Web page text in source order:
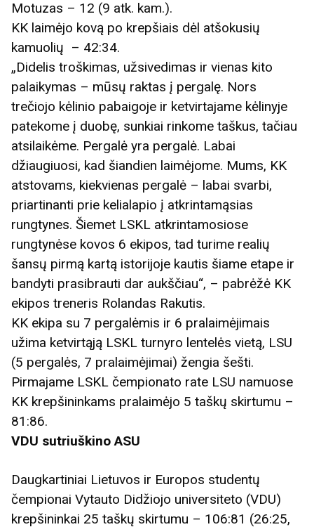
Motuzas – 12 (9 atk. kam.).
KK laimėjo kovą po krepšiais dėl atšokusių
kamuolių – 42:34.
„Didelis troškimas, užsivedimas ir vienas kito
palaikymas – mūsų raktas į pergalę. Nors
trečiojo kėlinio pabaigoje ir ketvirtajame kėlinyje
patekome į duobę, sunkiai rinkome taškus, tačiau
atsilaikėme. Pergalė yra pergalė. Labai
džiaugiuosi, kad šiandien laimėjome. Mums, KK
atstovams, kiekvienas pergalė – labai svarbi,
priartinanti prie kelialapio į atkrintamąsias
rungtynes. Šiemet LSKL atkrintamosiose
rungtynėse kovos 6 ekipos, tad turime realių
šansų pirmą kartą istorijoje kautis šiame etape ir
bandyti prasibrauti dar aukščiau“, – pabrėžė KK
ekipos treneris Rolandas Rakutis.
KK ekipa su 7 pergalėmis ir 6 pralaimėjimais
užima ketvirtąją LSKL turnyro lentelės vietą, LSU
(5 pergalės, 7 pralaimėjimai) žengia šešti.
Pirmajame LSKL čempionato rate LSU namuose
KK krepšininkams pralaimėjo 5 taškų skirtumu –
81:86.
VDU sutriuškino ASU
Daugkartiniai Lietuvos ir Europos studentų
čempionai Vytauto Didžiojo universiteto (VDU)
krepšininkai 25 taškų skirtumu – 106:81 (26:25,